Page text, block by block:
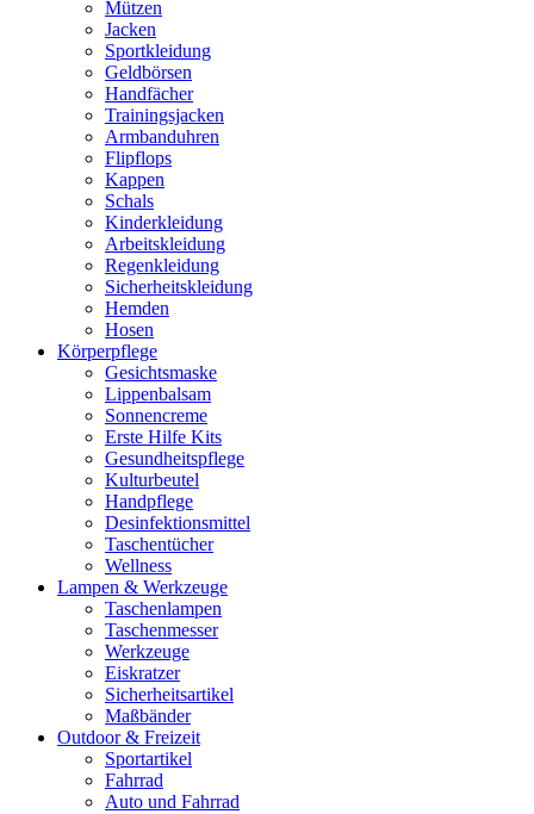
Mützen
Jacken
Sportkleidung
Geldbörsen
Handfächer
Trainingsjacken
Armbanduhren
Flipflops
Kappen
Schals
Kinderkleidung
Arbeitskleidung
Regenkleidung
Sicherheitskleidung
Hemden
Hosen
Körperpflege
Gesichtsmaske
Lippenbalsam
Sonnencreme
Erste Hilfe Kits
Gesundheitspflege
Kulturbeutel
Handpflege
Desinfektionsmittel
Taschentücher
Wellness
Lampen & Werkzeuge
Taschenlampen
Taschenmesser
Werkzeuge
Eiskratzer
Sicherheitsartikel
Maßbänder
Outdoor & Freizeit
Sportartikel
Fahrrad
Auto und Fahrrad